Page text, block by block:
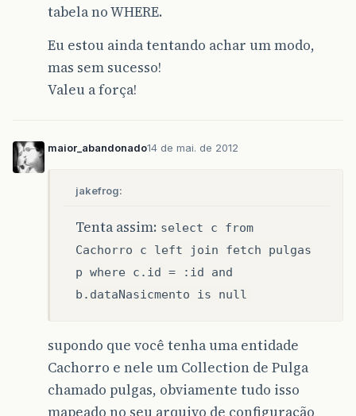
tabela no WHERE.
Eu estou ainda tentando achar um modo,
mas sem sucesso!
Valeu a força!
maior_abandonado14 de mai. de 2012
jakefrog:
Tenta assim: select c from
Cachorro c left join fetch pulgas
p where c.id = :id and
b.dataNasicmento is null
supondo que você tenha uma entidade
Cachorro e nele um Collection de Pulga
chamado pulgas, obviamente tudo isso
mapeado no seu arquivo de configuração